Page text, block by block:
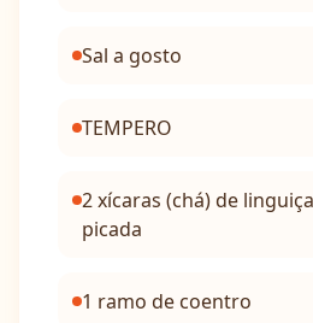
Sal a gosto
TEMPERO
2 xícaras (chá) de
picada
1 ramo de coentro